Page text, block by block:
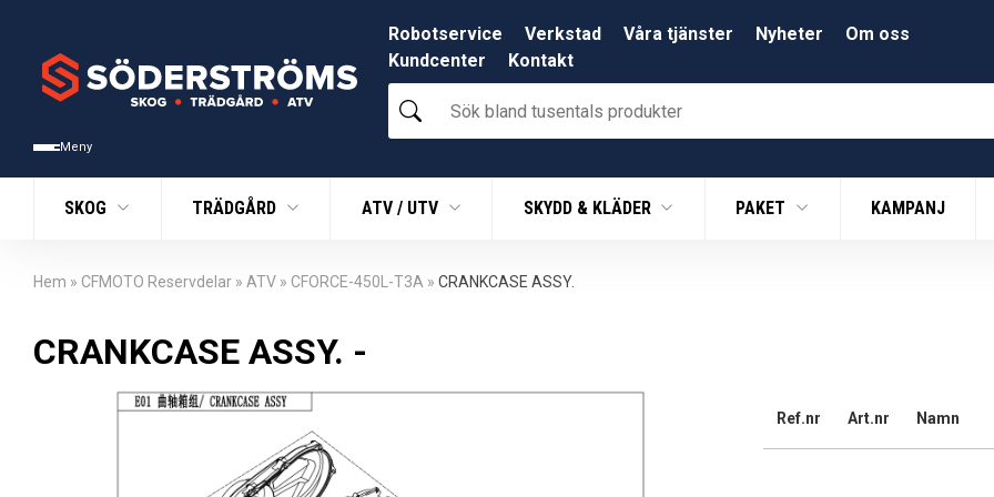
Meny
Robotservice Verkstad Våra tjänster Nyheter
Om oss
Kundcenter
Kontakt
Sök
bland
produkter
SKOG
TRÄDGÅRD ATV / UTV SKYDD & KLÄDER PAKET KAMPANJ
Hem » CFMOTO Reservdelar » ATV » CFORCE-450L-T3A » CRANKCASE ASSY.
CRANKCASE ASSY. -
Ref.nr Art.nr Namn